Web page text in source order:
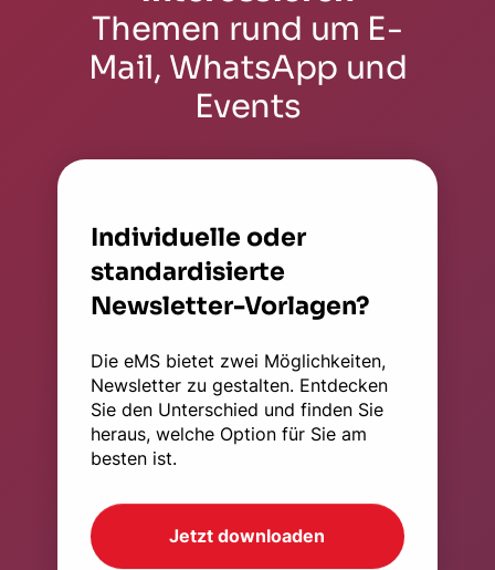
Themen rund um E-
Mail, WhatsApp und
Events
Individuelle oder
standardisierte
Newsletter-Vorlagen?
Die eMS bietet zwei Möglichkeiten,
Newsletter zu gestalten. Entdecken
Sie den Unterschied und finden Sie
heraus, welche Option für Sie am
besten ist.
Jetzt downloaden